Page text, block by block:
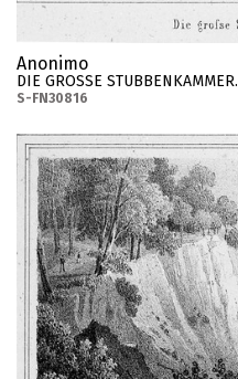
Anonimo
DIE GROSSE STUBBENKAMMER.
S-FN30816